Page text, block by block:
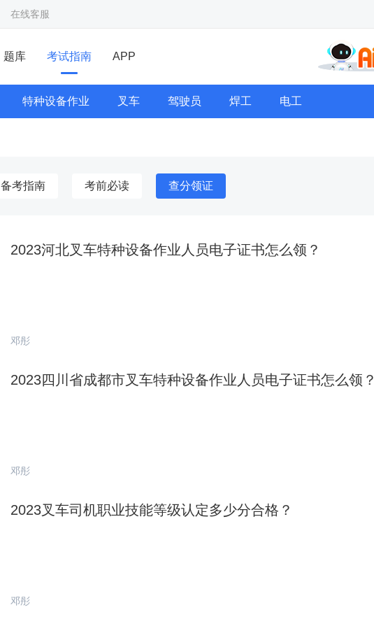
在线客服
题库 考试指南 APP
特种设备作业 叉车 驾驶员 焊工 电工
备考指南 考前必读 查分领证
2023河北叉车特种设备作业人员电子证书怎么领？
邓彤
2023四川省成都市叉车特种设备作业人员电子证书怎么领？
邓彤
2023叉车司机职业技能等级认定多少分合格？
邓彤